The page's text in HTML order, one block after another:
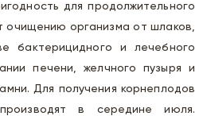
для продолжительного
очищению организма от шлаков,
бактерицидного и лечебного
печени, желчного пузыря и
Для получения корнеплодов
в середине июля.